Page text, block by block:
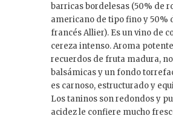
barricas bordelesas (50% de
americano de tipo fino y 50%
francés Allier). Es un vino de
cereza intenso. Aroma
recuerdos de fruta madura,
balsámicas y un fondo
es carnoso, estructurado y
Los taninos son redondos y
acidez le confiere mucho